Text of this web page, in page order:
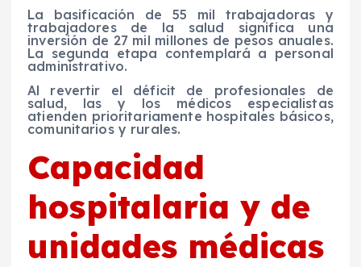
La basificación de 55 mil trabajadoras y
trabajadores de la salud significa una
inversión de 27 mil millones de pesos anuales.
La segunda etapa contemplará a personal
administrativo.
Al revertir el déficit de profesionales de
salud, las y los médicos especialistas
atienden prioritariamente hospitales básicos,
comunitarios y rurales.
Capacidad
hospitalaria y de
unidades médicas